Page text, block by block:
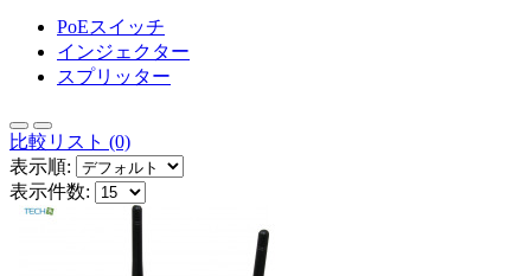
PoEスイッチ
インジェクター
スプリッター
比較リスト (0)
表示順:
表示件数: